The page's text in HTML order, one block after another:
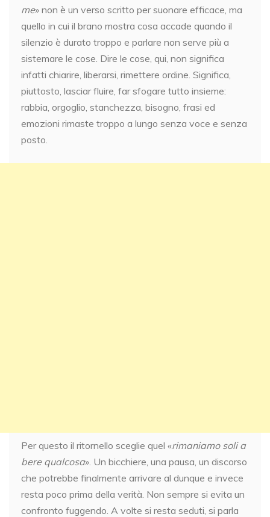
me» non è un verso scritto per suonare efficace, ma
quello in cui il brano mostra cosa accade quando il
silenzio è durato troppo e parlare non serve più a
sistemare le cose. Dire le cose, qui, non significa
infatti chiarire, liberarsi, rimettere ordine. Significa,
piuttosto, lasciar fluire, far sfogare tutto insieme:
rabbia, orgoglio, stanchezza, bisogno, frasi ed
emozioni rimaste troppo a lungo senza voce e senza
posto.
Per questo il ritornello sceglie quel «rimaniamo soli a
bere qualcosa». Un bicchiere, una pausa, un discorso
che potrebbe finalmente arrivare al dunque e invece
resta poco prima della verità. Non sempre si evita un
confronto fuggendo. A volte si resta seduti, si parla